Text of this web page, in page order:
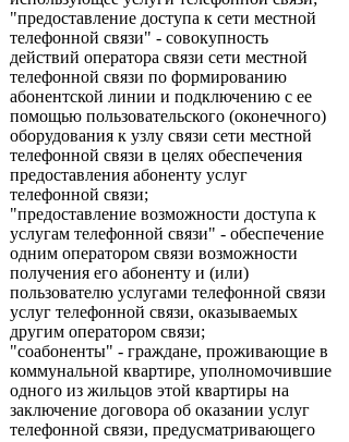
"предоставление доступа к сети местной
телефонной связи" - совокупность
действий оператора связи сети местной
телефонной связи по формированию
абонентской линии и подключению с ее
помощью пользовательского (оконечного)
оборудования к узлу связи сети местной
телефонной связи в целях обеспечения
предоставления абоненту услуг
телефонной связи;
"предоставление возможности доступа к
услугам телефонной связи" - обеспечение
одним оператором связи возможности
получения его абоненту и (или)
пользователю услугами телефонной связи
услуг телефонной связи, оказываемых
другим оператором связи;
"соабоненты" - граждане, проживающие в
коммунальной квартире, уполномочившие
одного из жильцов этой квартиры на
заключение договора об оказании услуг
телефонной связи, предусматривающего